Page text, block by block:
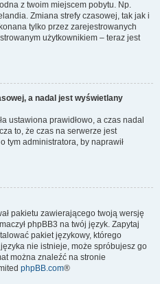
z twoim miejscem pobytu. Np.
Zmiana strefy czasowej, tak jak i
tylko przez zarejestrowanych
użytkownikiem – teraz jest
a nadal jest wyświetlany
ustawiona prawidłowo, a czas nadal
to, że czas na serwerze jest
tym administratora, by naprawił
pakietu zawierającego twoją wersję
phpBB3 na twój język. Zapytaj
pakiet językowy, którego
nie istnieje, może spróbujesz go
można znaleźć na stronie
phpBB.com®